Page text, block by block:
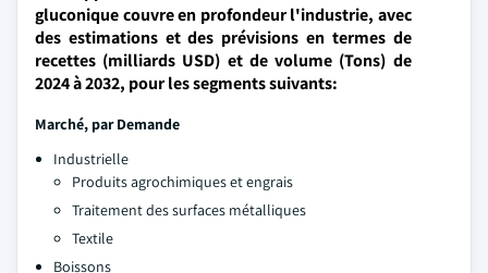
gluconique couvre en profondeur l'industrie, avec
des estimations et des prévisions en termes de
recettes (milliards USD) et de volume (Tons) de
2024 à 2032, pour les segments suivants:
Marché, parDemande
Industrielle
Produits agrochimiques et engrais
Traitement des surfaces métalliques
Textile
Boissons